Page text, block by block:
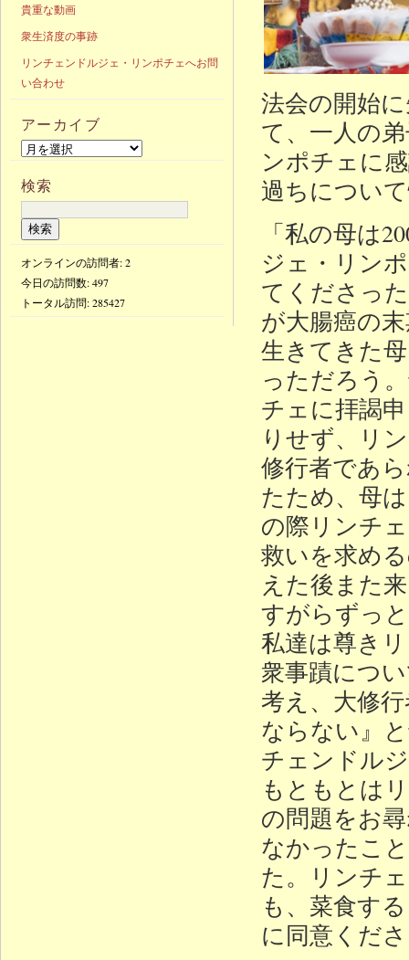
法会の開始
て、一人の
ンポチェに
過ちについ
「私の母は
ジェ・リン
てくださっ
が大腸癌の
生きてきた
っただろう
チェに拝謁
りせず、リ
修行者であ
たため、母
の際リンチ
救いを求め
えた後また
すがらずっ
私達は尊き
衆事蹟につ
考え、大修
ならない』
チェンドル
もともとは
の問題をお
なかったこ
た。リンチ
も、菜食す
に同意くだ
貴重な動画
衆生済度の事跡
リンチェンドルジェ・リンポチェへお問
い合わせ
アーカイブ
検索
オンラインの訪問者: 2
今日の訪問数:497
トータル訪問:285427